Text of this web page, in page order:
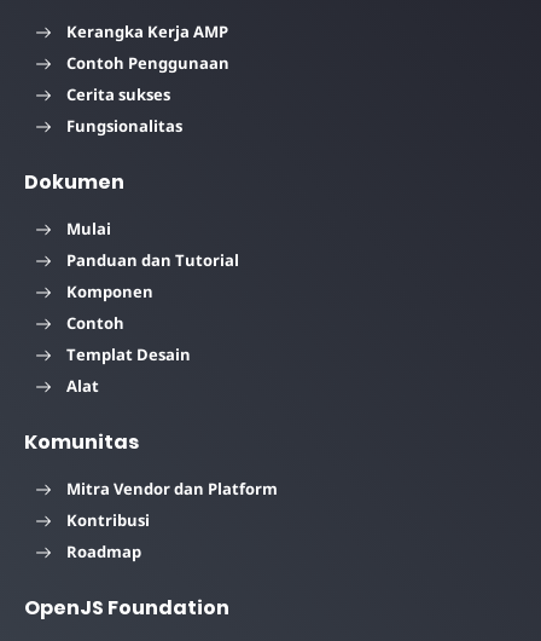
Kerangka Kerja AMP
Contoh Penggunaan
Cerita sukses
Fungsionalitas
Dokumen
Mulai
Panduan dan Tutorial
Komponen
Contoh
Templat Desain
Alat
Komunitas
Mitra Vendor dan Platform
Kontribusi
Roadmap
OpenJS Foundation